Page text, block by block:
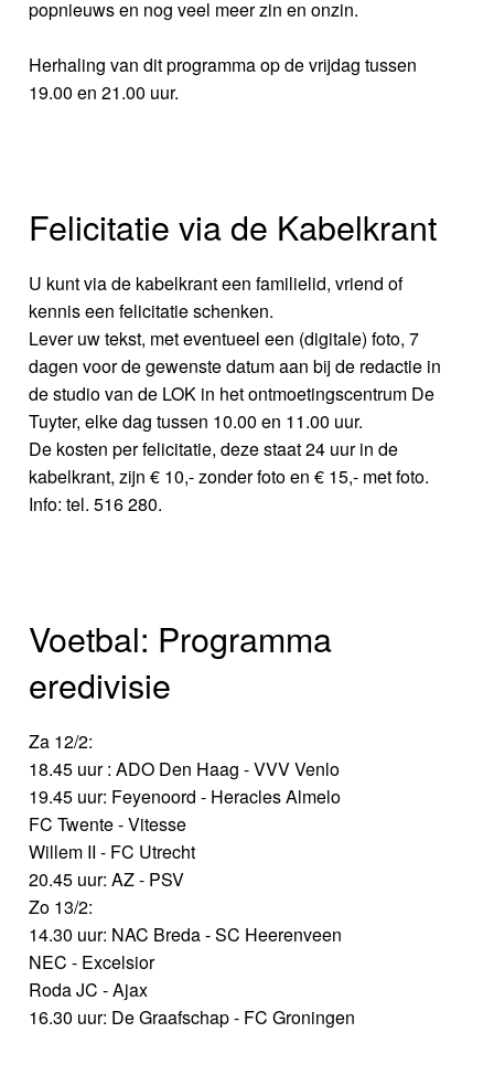
popnieuws en nog veel meer zin en onzin.
Herhaling van dit programma op de vrijdag tussen
19.00 en 21.00 uur.
Felicitatie via de Kabelkrant
U kunt via de kabelkrant een familielid, vriend of
kennis een felicitatie schenken.
Lever uw tekst, met eventueel een (digitale) foto, 7
dagen voor de gewenste datum aan bij de redactie in
de studio van de LOK in het ontmoetingscentrum De
Tuyter, elke dag tussen 10.00 en 11.00 uur.
De kosten per felicitatie, deze staat 24 uur in de
kabelkrant, zijn € 10,- zonder foto en € 15,- met foto.
Info: tel. 516 280.
Voetbal: Programma
eredivisie
Za 12/2:
18.45 uur : ADO Den Haag - VVV Venlo
19.45 uur: Feyenoord - Heracles Almelo
FC Twente - Vitesse
Willem II - FC Utrecht
20.45 uur: AZ - PSV
Zo 13/2:
14.30 uur: NAC Breda - SC Heerenveen
NEC - Excelsior
Roda JC - Ajax
16.30 uur: De Graafschap - FC Groningen